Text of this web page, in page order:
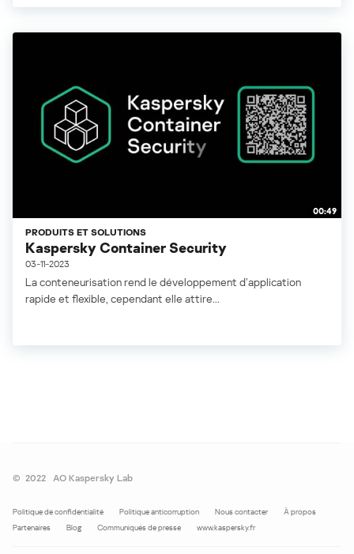
00:49
PRODUITS ET SOLUTIONS
Kaspersky Container Security
03-11-2023
La conteneurisation rend le développement d’application
rapide et flexible, cependant elle attire...
© 2022 AO Kaspersky Lab
Politique de confidentialité Politique anticorruption Nous contacter
À propos
Partenaires
Blog Communiqués de presse www.kaspersky.fr